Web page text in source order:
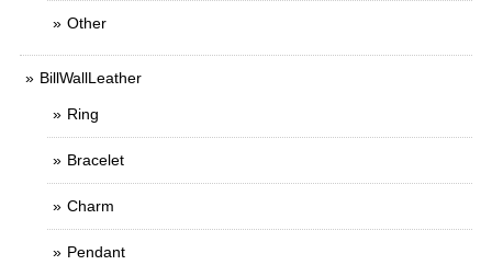
Other
BillWallLeather
Ring
Bracelet
Charm
Pendant